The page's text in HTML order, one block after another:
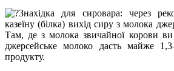
Знахідка для сировара: через
казеїну (білка) вихід сиру з молока
Там, де з молока звичайної корови
джерсейське молоко дасть майже
продукту.